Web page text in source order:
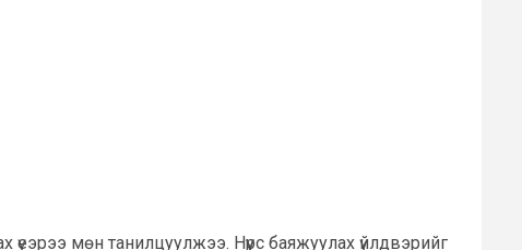
үеэрээ мөн танилцуулжээ. Нүүрс баяжуулах үйлдвэрийг